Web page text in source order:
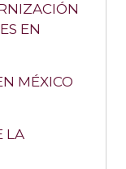
EN
MÉXICO
LA